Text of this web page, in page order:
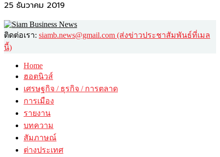
25 ธันวาคม 2019
ติดต่อเรา: siamb.news@gmail.com (ส่งข่าวประชาสัมพันธ์ที่เมล
นี้)
Home
ฮอตนิวส์
เศรษฐกิจ / ธุรกิจ / การตลาด
การเมือง
รายงาน
บทความ
สัมภาษณ์
ต่างประเทศ